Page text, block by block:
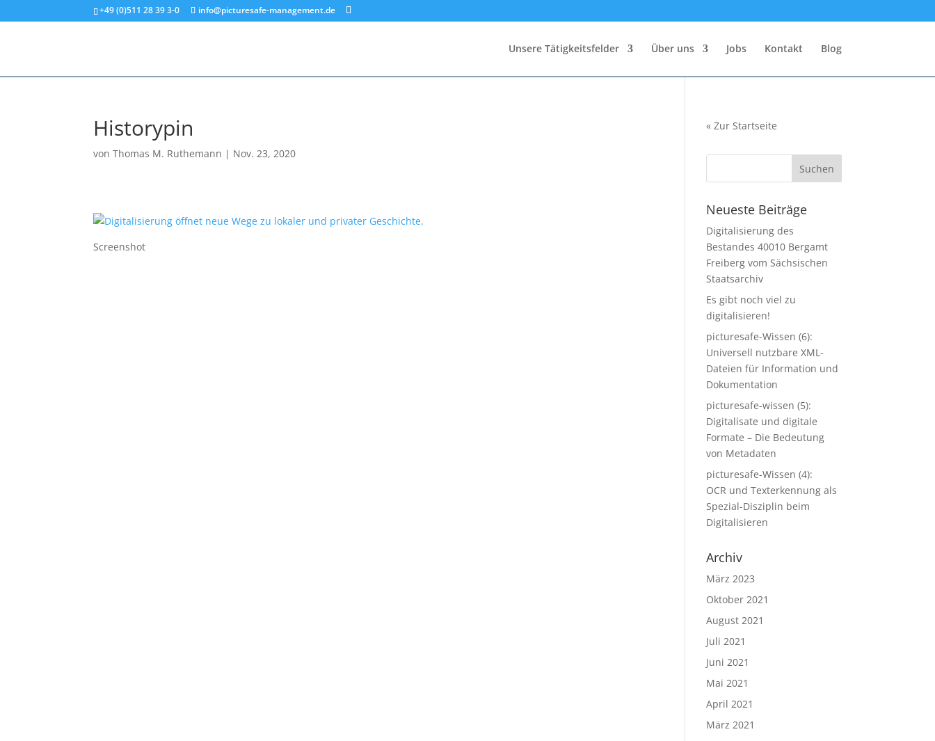
+49 (0)511 28 39 3-0 info@picturesafe-management.de
Unsere Tätigkeitsfelder Über uns Jobs Kontakt Blog
Historypin
vonThomas M. Ruthemann | Nov. 23, 2020
Screenshot
«Zur Startseite
Neueste Beiträge
Digitalisierung des
Bestandes 40010 Bergamt
Freiberg vom Sächsischen
Staatsarchiv
Es gibt noch viel zu
digitalisieren!
picturesafe-Wissen (6):
Universell nutzbare XML-
Dateien für Information und
Dokumentation
picturesafe-wissen (5):
Digitalisate und digitale
Formate – Die Bedeutung
von Metadaten
picturesafe-Wissen (4):
OCR und Texterkennung als
Spezial-Disziplin beim
Digitalisieren
Archiv
März 2023
Oktober 2021
August 2021
Juli 2021
Juni 2021
Mai 2021
April 2021
März 2021